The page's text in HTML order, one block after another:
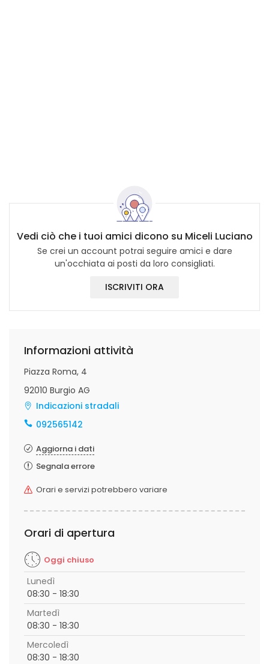
Vedi ciò che i tuoi amici dicono su Miceli Luciano
Se crei un account potrai seguire amici e dare
un'occhiata ai posti da loro consigliati.
ISCRIVITI ORA
Informazioni attività
Piazza Roma, 4
92010 Burgio AG
Indicazioni stradali
092565142
Aggiorna i dati
Segnala errore
Orari e servizi potrebbero variare
Orari di apertura
Oggi chiuso
Lunedì
08:30 - 18:30
Martedì
08:30 - 18:30
Mercoledì
08:30 - 18:30